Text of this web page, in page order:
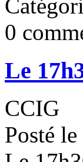
0
Le
CCIG
Posté